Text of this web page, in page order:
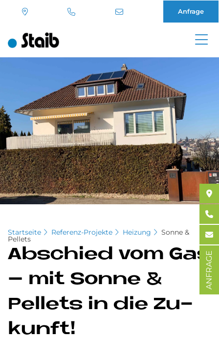
Anfrage
Startseite Referenz-Projekte Heizung Sonne &
Pellets
Ab­schied vom Gas
– mit Son­ne &
Pel­lets in die Zu­
kun­ft!
ANFRAGE